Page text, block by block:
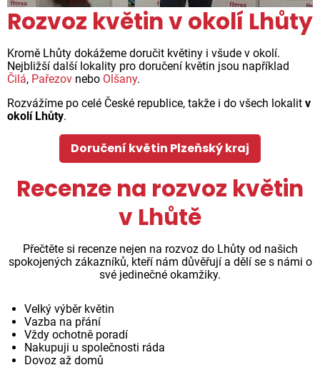
Rozvoz květin v okolí Lhůty
Kromě Lhůty dokážeme doručit květiny i všude v okolí.
Nejbližší další lokality pro doručení květin jsou například
Čilá, Pařezov nebo Olšany.
Rozvážíme po celé České republice, takže i do všech lokalit v
okolí Lhůty.
Doručení květin Plzeňský kraj
Recenze na rozvoz květin
v Lhůtě
Přečtěte si recenze nejen na rozvoz do Lhůty od našich
spokojených zákazníků, kteří nám důvěřují a dělí se s námi o
své jedinečné okamžiky.
Velký výběr květin
Vazba na přání
Vždy ochotně poradí
Nakupuji u společnosti ráda
Dovoz až domů